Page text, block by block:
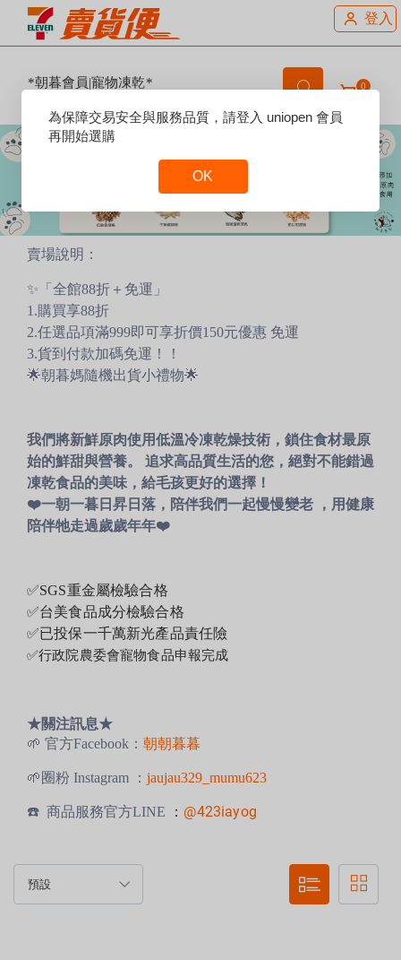
登入
*朝暮會員|寵物凍乾* 0
賣場說明：
✨「全館88折＋免運」
1.購買享88折
2.任選品項滿999即可享折價150元優惠 免運
3.貨到付款加碼免運！！
🌟朝暮媽隨機出貨小禮物🌟
我們將新鮮原肉使用低溫冷凍乾燥技術，鎖住食材最原
始的鮮甜與營養。 追求高品質生活的您，絕對不能錯過
凍乾食品的美味，給毛孩更好的選擇！
❤️一朝一暮日昇日落，陪伴我們一起慢慢變老 ，用健康
陪伴牠走過歲歲年年❤️
✅SGS重金屬檢驗合格
✅台美食品成分檢驗合格
✅已投保一千萬新光產品責任險
✅行政院農委會寵物食品申報完成
★關注訊息★
🌱 官方Facebook：朝朝暮暮
🌱 圈粉 Instagram ：jaujau329_mumu623
☎️ 商品服務官方LINE ： @423iayog
Reset
Focus
為保障交易安全與服務品質，請登入 uniopen 會員
再開始選購
OK